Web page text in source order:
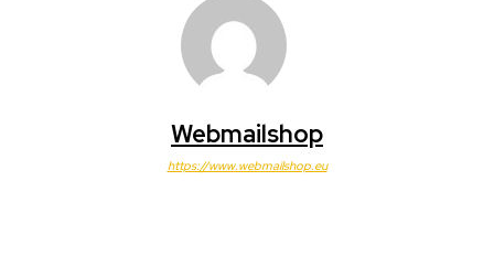
Webmailshop
https://www.webmailshop.eu